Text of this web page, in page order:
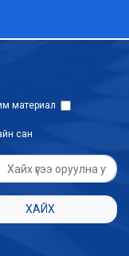
материал
сан
ХАЙХ